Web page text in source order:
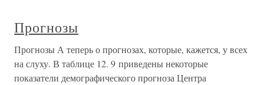
Прогнозы
Прогнозы А теперь о прогнозах, которые, кажется, у всех
на слуху. В таблице 12. 9 приведены некоторые
показатели демографического прогноза Центра